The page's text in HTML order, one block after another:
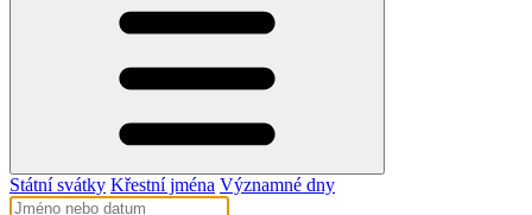
Státní svátky Křestní jména Významné dny